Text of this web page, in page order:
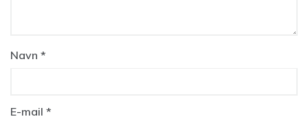
Navn *
E-mail *